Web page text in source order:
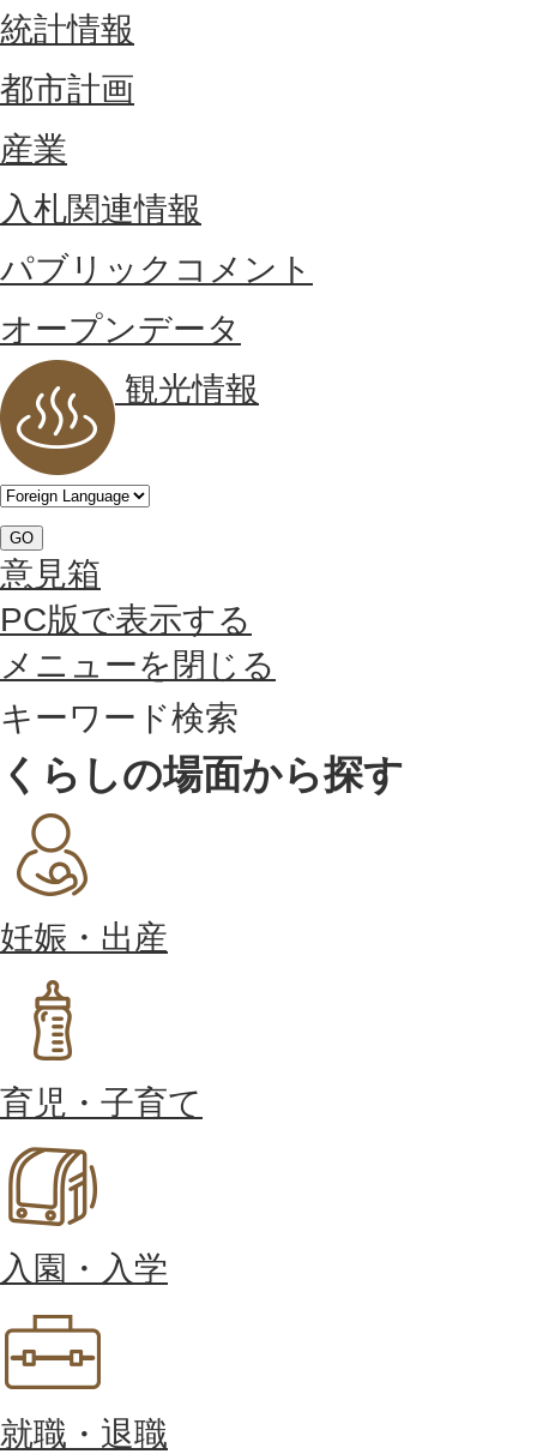
統計情報
都市計画
産業
入札関連情報
パブリックコメント
オープンデータ
観光情報
GO
意見箱
PC版で表示する
メニューを閉じる
キーワード検索
くらしの場面から探す
妊娠・出産
育児・子育て
入園・入学
就職・退職